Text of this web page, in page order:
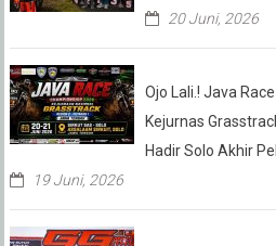
20 Juni, 2026
Ojo Lali.! Java
Kejurnas
Hadir Solo Akhir
19 Juni, 2026